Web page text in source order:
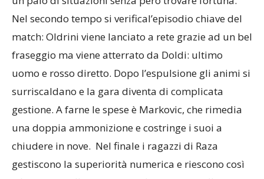
Nel secondo tempo si verifical’episodio chiave del
match: Oldrini viene lanciato a rete grazie ad un bel
fraseggio ma viene atterrato da Doldi: ultimo
uomo e rosso diretto. Dopo l’espulsione gli animi si
surriscaldano e la gara diventa di complicata
gestione. A farne le spese è Markovic, che rimedia
una doppia ammonizione e costringe i suoi a
chiudere in nove. Nel finale i ragazzi di Raza
gestiscono la superiorità numerica e riescono così
a battere un diretto avversario per corsa alla